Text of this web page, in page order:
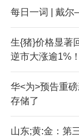
每日一词 | 戴尔
生{猪}价格显著
逆市大涨逾1%
华<为>预告重
存储了
山东;黄:金：第